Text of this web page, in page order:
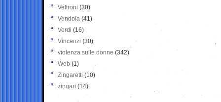
Veltroni (30)
Vendola (41)
Verdi (16)
Vincenzi (30)
violenza sulle donne (342)
Web (1)
Zingaretti (10)
zingari (14)